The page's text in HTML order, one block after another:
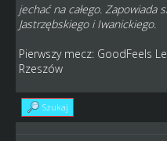
jechać na całego. Zapowiada
Jastrzębskiego i Iwanickiego.
Pierwszy mecz: GoodFeels
Rzeszów
Szukaj